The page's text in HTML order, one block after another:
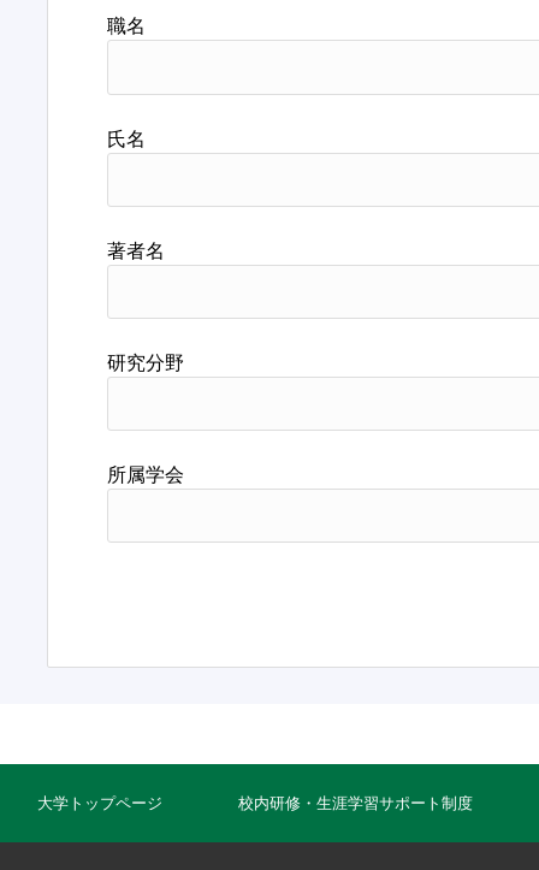
職名
氏名
著者名
研究分野
所属学会
大学トップページ 校内研修・生涯学習サポート制度